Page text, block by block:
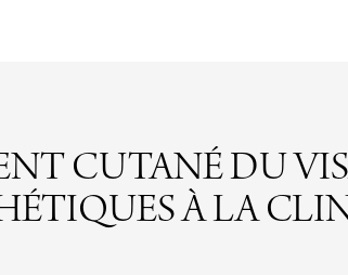
CUTANÉ DU
À LA